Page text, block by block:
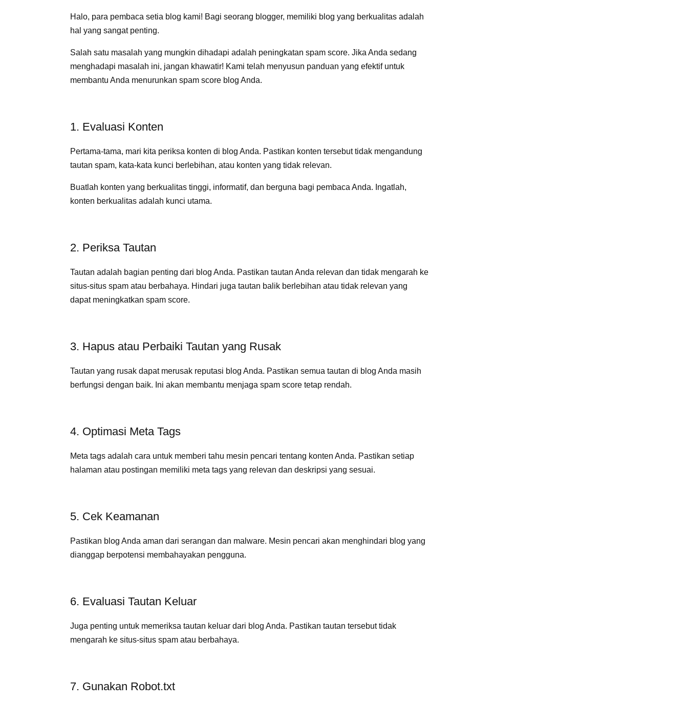
Halo, para pembaca setia blog kami! Bagi seorang blogger, memiliki blog yang berkualitas adalah
hal yang sangat penting.
Salah satu masalah yang mungkin dihadapi adalah peningkatan spam score. Jika Anda sedang
menghadapi masalah ini, jangan khawatir! Kami telah menyusun panduan yang efektif untuk
membantu Anda menurunkan spam score blog Anda.
1. Evaluasi Konten
Pertama-tama, mari kita periksa konten di blog Anda. Pastikan konten tersebut tidak mengandung
tautan spam, kata-kata kunci berlebihan, atau konten yang tidak relevan.
Buatlah konten yang berkualitas tinggi, informatif, dan berguna bagi pembaca Anda. Ingatlah,
konten berkualitas adalah kunci utama.
2. Periksa Tautan
Tautan adalah bagian penting dari blog Anda. Pastikan tautan Anda relevan dan tidak mengarah ke
situs-situs spam atau berbahaya. Hindari juga tautan balik berlebihan atau tidak relevan yang
dapat meningkatkan spam score.
3. Hapus atau Perbaiki Tautan yang Rusak
Tautan yang rusak dapat merusak reputasi blog Anda. Pastikan semua tautan di blog Anda masih
berfungsi dengan baik. Ini akan membantu menjaga spam score tetap rendah.
4. Optimasi Meta Tags
Meta tags adalah cara untuk memberi tahu mesin pencari tentang konten Anda. Pastikan setiap
halaman atau postingan memiliki meta tags yang relevan dan deskripsi yang sesuai.
5. Cek Keamanan
Pastikan blog Anda aman dari serangan dan malware. Mesin pencari akan menghindari blog yang
dianggap berpotensi membahayakan pengguna.
6. Evaluasi Tautan Keluar
Juga penting untuk memeriksa tautan keluar dari blog Anda. Pastikan tautan tersebut tidak
mengarah ke situs-situs spam atau berbahaya.
7. Gunakan Robot.txt